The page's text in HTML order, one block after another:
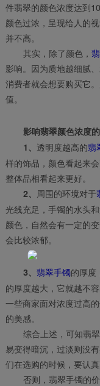
件翡翠的颜色浓度达到
颜色过浓，呈现给人的
并不高。
其实，除了颜色，
影响。因为质地越细腻
消费者就会想要购买它
值。
影响翡翠颜色浓度
1、 透明度越高的翡
样的饰品，颜色看起来
整体品相看起来更好。
2、 周围的环境对于
光线充足，手镯的水头
颜色，自然会有一定的
会比较浓郁。
3、 翡翠手镯的厚度
的厚度越大，它就越不
一些商家面对浓度过高
的美感。
综合上述，可知翡
易变得暗沉，过淡则没
们在选购的时候，要认
否则，翡翠手镯的